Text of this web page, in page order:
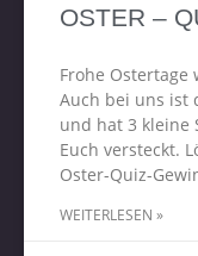
OSTER –
Frohe Ostertage
Auch bei uns ist
und hat 3 kleine
Euch versteckt.
Oster-Quiz-
WEITERLESEN »